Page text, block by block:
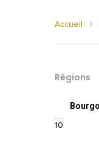
Accueil
Régions
10